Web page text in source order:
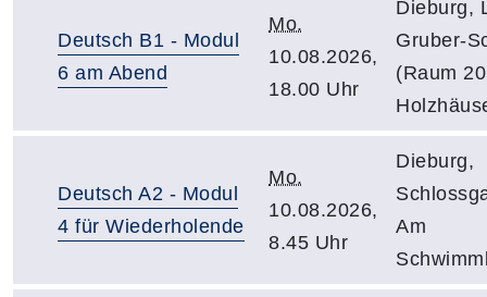
Deutsch B1 - Modul
6 am Abend
Mo.
10.08.2026,
18.00 Uhr
Dieburg,
Gruber-
(Raum
Deutsch A2 - Modul
4 für Wiederholende
Mo.
10.08.2026,
8.45 Uhr
Dieburg,
Am